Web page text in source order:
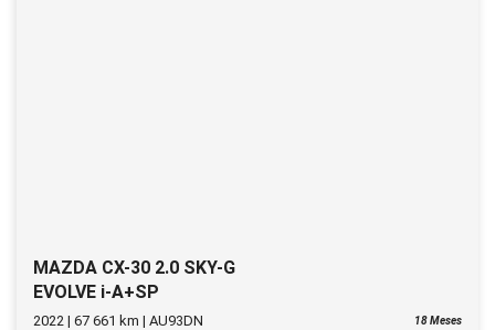
MAZDA CX-30 2.0 SKY-G
EVOLVE i-A+SP
2022 | 67 661 km | AU93DN 18 Meses